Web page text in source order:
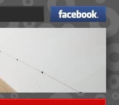
Facebook